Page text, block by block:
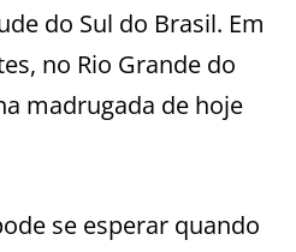
do Sul do Brasil. Em
no Rio Grande do
madrugada de hoje
se esperar quando